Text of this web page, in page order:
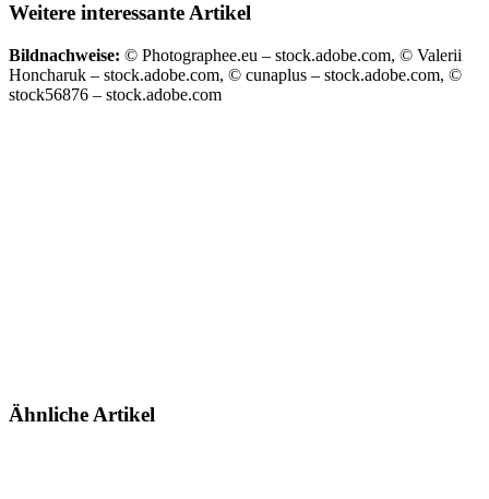
Weitere interessante Artikel
Bildnachweise: © Photographee.eu – stock.adobe.com, © Valerii
Honcharuk – stock.adobe.com, © cunaplus – stock.adobe.com, ©
stock56876 – stock.adobe.com
Ähnliche Artikel